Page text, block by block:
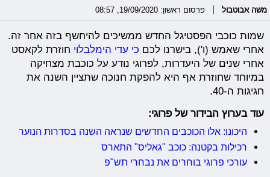
משה אבוטבול פרסום ראשון: 19/09/2020, 08:57
שמות כוכבי הפסטיגל החדש ממשיכים להיחשף בזה אחר זה.
אחרי שאמש (ו'), בישרנו לכם כי עדי הימלבלוי חוזרת לקאסט
אחרי שנים של היעדרות, לפרוגי נודע על כוכבת מצחיקה
במיוחד שחוזרת אף היא להפקת חנוכה שתציין השנה את
חגיגות ה-40.
עוד בערוץ הבידור של פרוגי:
היכונו: אלו הכוכבים החדשים שנראה השנה בסדרות הנוער
רכילות בקטנה: כוכב "גאליס" התארס
עורכי פרוגי בוחרים את נבחרי תש"פ